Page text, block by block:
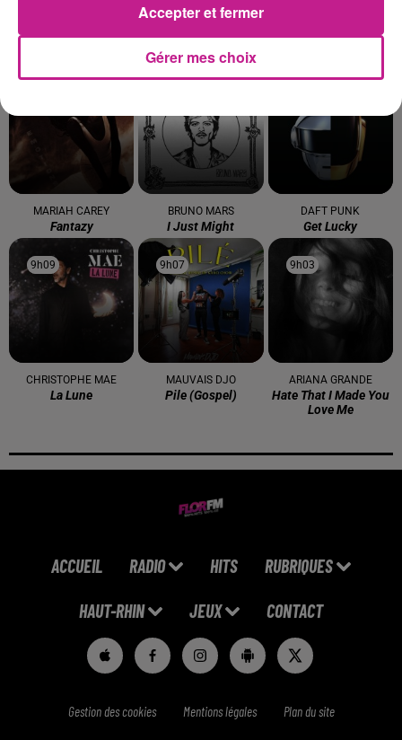
BAD BUNNY STYLETO
Probleme Probleme
LUCENZO
MARIAH CAREY
Fantazy
BRUNO MARS
I Just Might
DAFT PUNK
Get Lucky
9h09
9h09
CHRISTOPHE MAE
La Lune
9h07
9h07
MAUVAIS DJO
Pile (gospel)
9h03
9h03
ARIANA GRANDE
Hate That I Made You
Love Me
ACCUEIL RADIO HITS RUBRIQUES
HAUT-RHIN JEUX CONTACT
Gestion des cookies Mentions légales Plan du site
Gérer mes choix
Accepter et fermer